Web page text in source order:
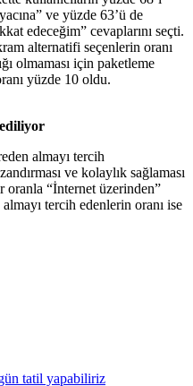
ve yüzde 63’ü de
edeceğim” cevaplarını seçti.
alternatifi seçenlerin oranı
olmaması için paketleme
yüzde 10 oldu.
almayı tercih
ve kolaylık sağlaması
oranla “İnternet üzerinden”
tercih edenlerin oranı ise
tatil yapabiliriz